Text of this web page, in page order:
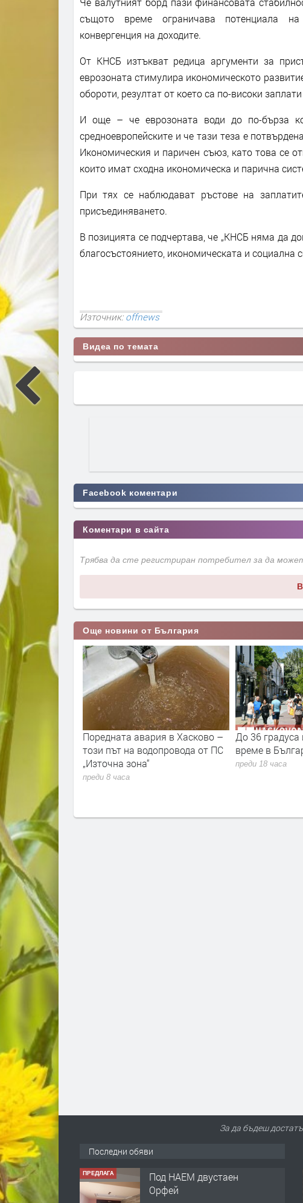
същото време ограничава потенциала на
конвергенция на доходите.
От КНСБ изтъкват редица аргументи за
еврозоната стимулира икономическото
обороти, резултат от което са по-високи
И още – че еврозоната води до по-бърза
средноевропейските и че тази теза е
Икономическия и паричен съюз, като това се
които имат сходна икономическа и парична
При тях се наблюдават ръстове на
присъединяването.
В позицията се подчертава, че „КНСБ няма да
благосъстоянието, икономическата и социална
Източник:offnews
Видеа по темата
Facebook коментари
Коментари в сайта
Трябва да сте регистриран потребител за да
Още новини от България
от
нефт и газ в
в
на Черно
това
Поредната авария в Хасково –
този път на водопровода от ПС
„Източна зона“
преди 8 часа
До 36 градуса
време в
преди 18 часа
За да бъдеш
Последни обяви
ПРЕДЛАГА
Под НАЕМ двустаен
Орфей